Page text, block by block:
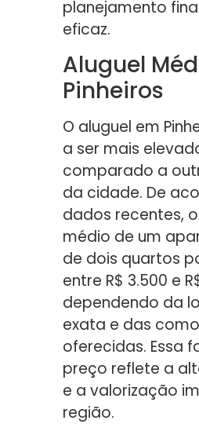
planejamento
eficaz.
Aluguel
Pinheiros
O aluguel em
a ser mais
comparado a
da cidade. De
dados recentes,
médio de um
de dois quartos
entre R$ 3.500 e
dependendo da
exata e das
oferecidas. Essa
preço reflete a
e a valorização
região.